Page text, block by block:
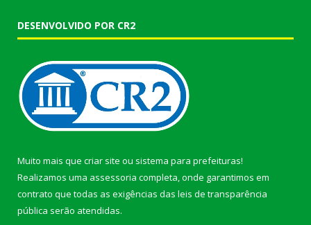
DESENVOLVIDO POR CR2
Muito mais que criar site ou sistema para prefeituras!
Realizamos uma assessoria completa, onde garantimos em
contrato que todas as exigências das leis de transparência
pública serão atendidas.